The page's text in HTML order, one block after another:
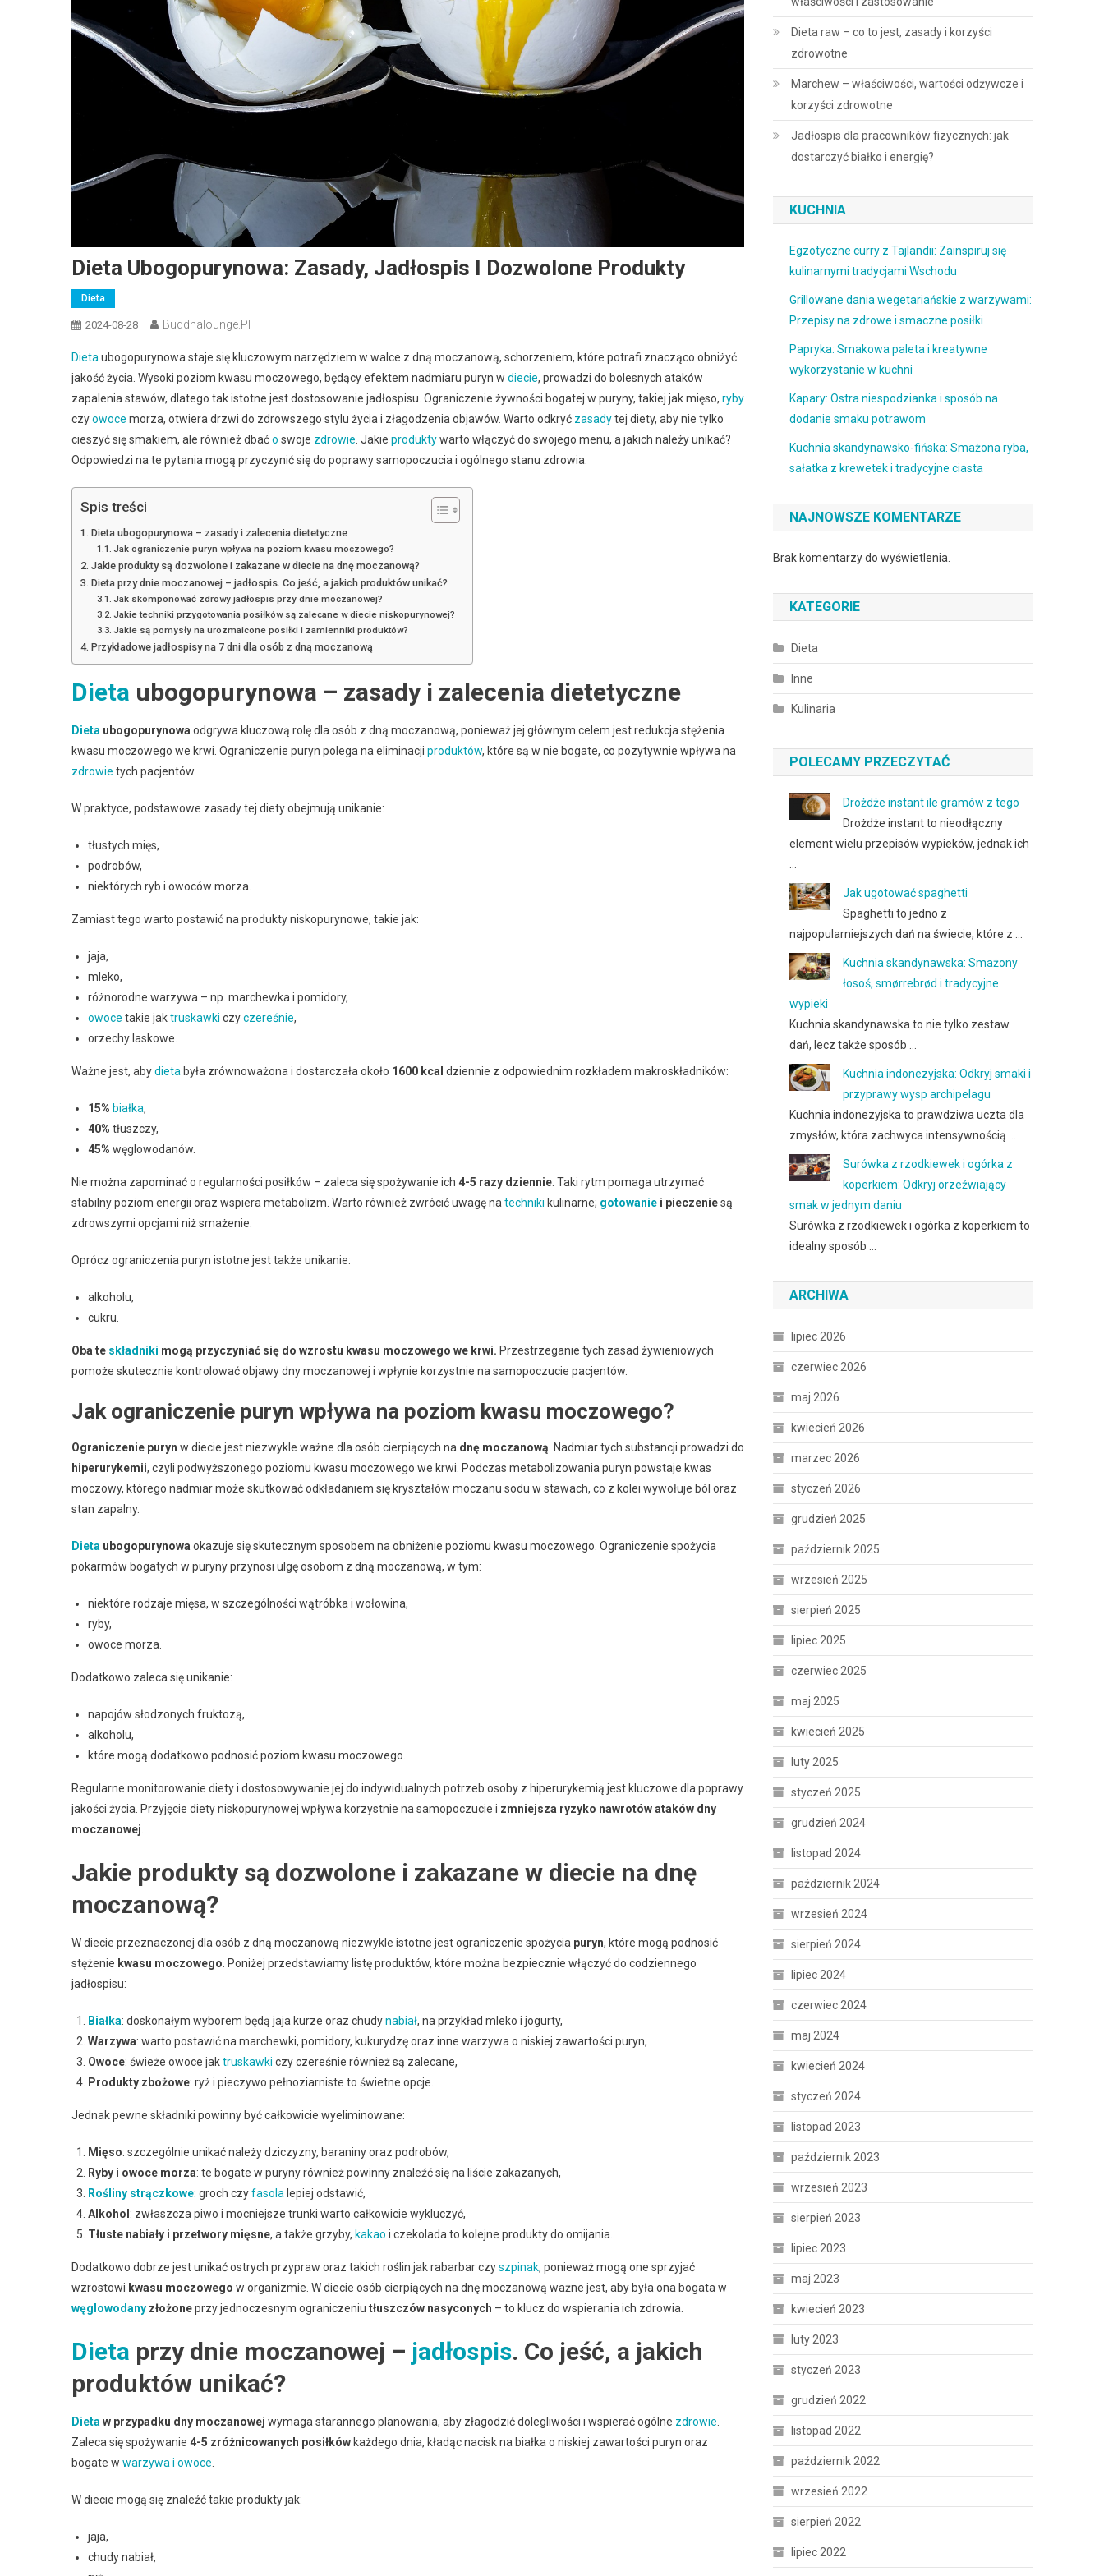
Dieta Ubogopurynowa: Zasady, Jadłospis I Dozwolone Produkty
Dieta
2024-08-28 Buddhalounge.pl
Dieta ubogopurynowa staje się kluczowym narzędziem w walce z dną moczanową, schorzeniem, które potrafi znacząco obniżyć
jakość życia. Wysoki poziom kwasu moczowego, będący efektem nadmiaru puryn w diecie, prowadzi do bolesnych ataków
zapalenia stawów, dlatego tak istotne jest dostosowanie jadłospisu. Ograniczenie żywności bogatej w puryny, takiej jak mięso, ryby
czyowoce morza, otwiera drzwi do zdrowszego stylu życia i złagodzenia objawów. Warto odkryć zasadytej diety, aby nie tylko
cieszyć się smakiem, ale również dbaćo swoje zdrowie . Jakie produktywarto włączyć do swojego menu, a jakich należy unikać?
Odpowiedzi na te pytania mogą przyczynić się do poprawy samopoczucia i ogólnego stanu zdrowia.
Spis treści
Dieta ubogopurynowa – zasady i zalecenia dietetyczne
Jak ograniczenie puryn wpływa na poziom kwasu moczowego?
Jakie produkty są dozwolone i zakazane w diecie na dnę moczanową?
Dieta przy dnie moczanowej – jadłospis. Co jeść, a jakich produktów unikać?
Jak skomponować zdrowy jadłospis przy dnie moczanowej?
Jakie techniki przygotowania posiłków są zalecane w diecie niskopurynowej?
Jakie są pomysły na urozmaicone posiłki i zamienniki produktów?
Przykładowe jadłospisy na 7 dni dla osób z dną moczanową
Dieta ubogopurynowa – zasady i zalecenia dietetyczne
Dieta ubogopurynowa odgrywa kluczową rolę dla osób z dną moczanową, ponieważ jej głównym celem jest redukcja stężenia
kwasu moczowego we krwi. Ograniczenie puryn polega na eliminacji produktów, które są w nie bogate, co pozytywnie wpływa na
zdrowie tych pacjentów.
W praktyce, podstawowe zasady tej diety obejmują unikanie:
tłustych mięs,
podrobów,
niektórych ryb i owoców morza.
Zamiast tego warto postawić na produkty niskopurynowe, takie jak:
jaja,
mleko,
różnorodne warzywa – np. marchewka i pomidory,
owoce takie jaktruskawki czyczereśnie,
orzechy laskowe.
Ważne jest, abydieta była zrównoważona i dostarczała około 1600 kcal dziennie z odpowiednim rozkładem makroskładników:
15% białka,
40% tłuszczy,
45% węglowodanów.
Nie można zapominać o regularności posiłków – zaleca się spożywanie ich 4-5 razy dziennie . Taki rytm pomaga utrzymać
stabilny poziom energii oraz wspiera metabolizm. Warto również zwrócić uwagę na techniki kulinarne; gotowanie i pieczeniesą
zdrowszymi opcjami niż smażenie.
Oprócz ograniczenia puryn istotne jest także unikanie:
alkoholu,
cukru.
Oba te składniki mogą przyczyniać się do wzrostu kwasu moczowego we krwi. Przestrzeganie tych zasad żywieniowych
pomoże skutecznie kontrolować objawy dny moczanowej i wpłynie korzystnie na samopoczucie pacjentów.
Jak ograniczenie puryn wpływa na poziom kwasu moczowego?
Ograniczenie puryn w diecie jest niezwykle ważne dla osób cierpiących na dnę moczanową . Nadmiar tych substancji prowadzi do
hiperurykemii, czyli podwyższonego poziomu kwasu moczowego we krwi. Podczas metabolizowania puryn powstaje kwas
moczowy, którego nadmiar może skutkować odkładaniem się kryształów moczanu sodu w stawach, co z kolei wywołuje ból oraz
stan zapalny.
Dieta ubogopurynowa okazuje się skutecznym sposobem na obniżenie poziomu kwasu moczowego. Ograniczenie spożycia
pokarmów bogatych w puryny przynosi ulgę osobom z dną moczanową, w tym:
niektóre rodzaje mięsa, w szczególności wątróbka i wołowina,
ryby,
owoce morza.
Dodatkowo zaleca się unikanie:
napojów słodzonych fruktozą,
alkoholu,
które mogą dodatkowo podnosić poziom kwasu moczowego.
Regularne monitorowanie diety i dostosowywanie jej do indywidualnych potrzeb osoby z hiperurykemią jest kluczowe dla poprawy
jakości życia. Przyjęcie diety niskopurynowej wpływa korzystnie na samopoczucie i zmniejsza ryzyko nawrotów ataków dny
moczanowej
Jakie produkty są dozwolone i zakazane w diecie na dnę
moczanową?
W diecie przeznaczonej dla osób z dną moczanową niezwykle istotne jest ograniczenie spożycia puryn, które mogą podnosić
stężenie kwasu moczowego . Poniżej przedstawiamy listę produktów, które można bezpiecznie włączyć do codziennego
jadłospisu:
Białka: doskonałym wyborem będą jaja kurze oraz chudynabiał, na przykład mleko i jogurty,
Warzywa: warto postawić na marchewki, pomidory, kukurydzę oraz inne warzywa o niskiej zawartości puryn,
Owoce: świeże owoce jaktruskawki czy czereśnie również są zalecane,
Produkty zbożowe: ryż i pieczywo pełnoziarniste to świetne opcje.
Jednak pewne składniki powinny być całkowicie wyeliminowane:
Mięso: szczególnie unikać należy dziczyzny, baraniny oraz podrobów,
Ryby i owoce morza: te bogate w puryny również powinny znaleźć się na liście zakazanych,
Rośliny strączkowe: groch czyfasola lepiej odstawić,
Alkohol : zwłaszcza piwo i mocniejsze trunki warto całkowicie wykluczyć,
Tłuste nabiały i przetwory mięsne, a także grzyby, kakao i czekolada to kolejne produkty do omijania.
Dodatkowo dobrze jest unikać ostrych przypraw oraz takich roślin jak rabarbar czyszpinak, ponieważ mogą one sprzyjać
wzrostowi kwasu moczowego w organizmie. W diecie osób cierpiących na dnę moczanową ważne jest, aby była ona bogata w
węglowodany złożoneprzy jednoczesnym ograniczeniu tłuszczów nasyconych – to klucz do wspierania ich zdrowia.
Dieta przy dnie moczanowej – jadłospis. Co jeść, a jakich
produktów unikać?
Dieta w przypadku dny moczanowej wymaga starannego planowania, aby złagodzić dolegliwości i wspierać ogólne zdrowie
Zaleca się spożywanie 4-5 zróżnicowanych posiłków każdego dnia, kładąc nacisk na białka o niskiej zawartości puryn oraz
bogate w warzywa i owoce
W diecie mogą się znaleźć takie produkty jak:
jaja,
chudy nabiał,
Dieta raw – co to jest, zasady i korzyści
zdrowotne
Marchew – właściwości, wartości odżywcze i
korzyści zdrowotne
Jadłospis dla pracowników fizycznych: jak
dostarczyć białko i energię?
KUCHNIA
Egzotyczne curry z Tajlandii: Zainspiruj się
kulinarnymi tradycjami Wschodu
Grillowane dania wegetariańskie z warzywami:
Przepisy na zdrowe i smaczne posiłki
Papryka: Smakowa paleta i kreatywne
wykorzystanie w kuchni
Kapary: Ostra niespodzianka i sposób na
dodanie smaku potrawom
Kuchnia skandynawsko-fińska: Smażona ryba,
sałatka z krewetek i tradycyjne ciasta
NAJNOWSZE KOMENTARZE
Brak komentarzy do wyświetlenia.
KATEGORIE
Dieta
Inne
Kulinaria
POLECAMY PRZECZYTAĆ
Drożdże instant ile gramów z tego
Drożdże instant to nieodłączny
element wielu przepisów wypieków, jednak ich
Jak ugotować spaghetti
Spaghetti to jedno z
najpopularniejszych dań na świecie, które z …
Kuchnia skandynawska: Smażony
łosoś, smørrebrød i tradycyjne
wypieki
Kuchnia skandynawska to nie tylko zestaw
dań, lecz także sposób …
Kuchnia indonezyjska: Odkryj smaki i
przyprawy wysp archipelagu
Kuchnia indonezyjska to prawdziwa uczta dla
zmysłów, która zachwyca intensywnością …
Surówka z rzodkiewek i ogórka z
koperkiem: Odkryj orzeźwiający
smak w jednym daniu
Surówka z rzodkiewek i ogórka z koperkiem to
idealny sposób …
ARCHIWA
lipiec 2026
czerwiec 2026
maj 2026
kwiecień 2026
marzec 2026
styczeń 2026
grudzień 2025
październik 2025
wrzesień 2025
sierpień 2025
lipiec 2025
czerwiec 2025
maj 2025
kwiecień 2025
luty 2025
styczeń 2025
grudzień 2024
listopad 2024
październik 2024
wrzesień 2024
sierpień 2024
lipiec 2024
czerwiec 2024
maj 2024
kwiecień 2024
styczeń 2024
listopad 2023
październik 2023
wrzesień 2023
sierpień 2023
lipiec 2023
maj 2023
kwiecień 2023
luty 2023
styczeń 2023
grudzień 2022
listopad 2022
październik 2022
wrzesień 2022
sierpień 2022
lipiec 2022